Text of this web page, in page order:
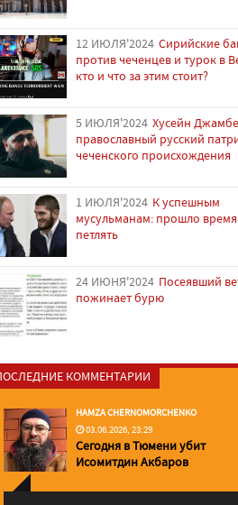
12 ИЮЛЯ'2024 Сирийские
против чеченцев и турок в
кто и что за этим стоит?
5 ИЮЛЯ'2024 Хусейн
православный русский
чеченского происхождения
1 ИЮЛЯ'2024 К успешным
мусульманам: прошло время
петлять
24 ИЮНЯ'2024 Посеявший
пожинает бурю
КОММЕНТАРИИ
HAMZA CHERNOMORCHENKO
03.06.2026, 23:29
Сегодня в Тюмени убит
Исомитдин Акбаров